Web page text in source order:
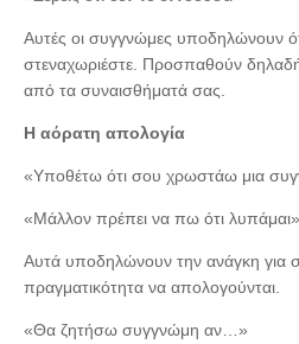
Αυτές οι συγγνώμες υποδηλώνουν
στεναχωριέστε. Προσπαθούν
από τα συναισθήματά σας.
Η αόρατη απολογία
«Υποθέτω ότι σου χρωστάω μια
«Μάλλον πρέπει να πω ότι λυπάμαι»
Αυτά υποδηλώνουν την ανάγκη για
πραγματικότητα να απολογούνται.
«Θα ζητήσω συγγνώμη αν…»